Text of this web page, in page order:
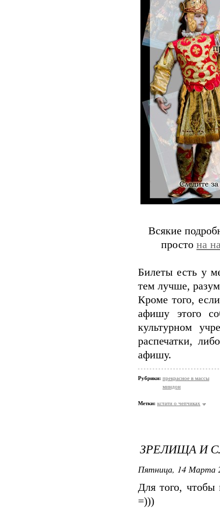
Всякие
просто на
Билеты есть у
тем лучше,
Кроме того,
афишу этого
культурном
распечатки,
афишу.
Рубрики: прекрасное в массы
миндон
Метки: кстати о чепчиках
ЗРЕЛИЩА И
Пятница, 14 Марта
Для того, чтобы
=)))